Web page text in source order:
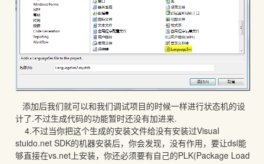
添加后我们就可以和我们调试项目的时候一样进行状态机的设
计了.不过生成代码的功能暂时还没有加进来.
4.不过当你把这个生成的安装文件给没有安装过Visual
stuido.net SDK的机器安装后，你会发现，没有作用，要让dsl能
够直接在vs.net上安装，你还必须要有自己的PLK(Package Load